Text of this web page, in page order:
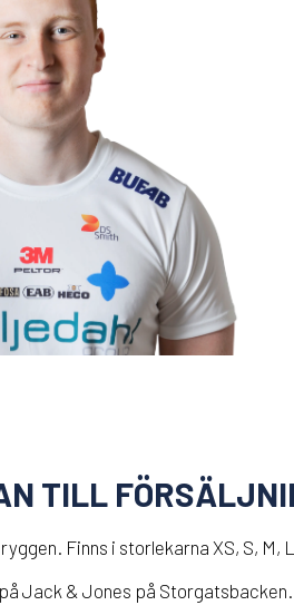
TILL
Finns i storlekarna XS, S, M,
Jack & Jones på Storgatsbacken.